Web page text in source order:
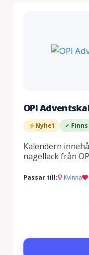
OPI
Nyhet ✓
Kalendern
nagellack från
Passar till: Kvinna